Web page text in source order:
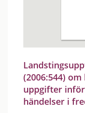
(2006:544)
uppgifter
händelser i